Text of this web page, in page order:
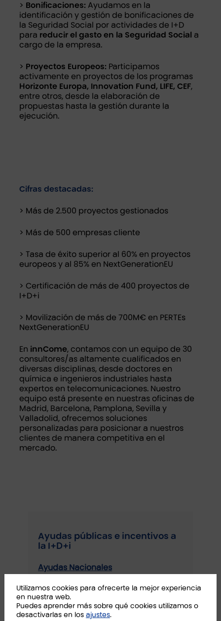
> Bonificaciones: Ayudamos en la
identificación y gestión de bonificaciones de
la Seguridad Social por actividades de I+D
para reducir el gasto en la Seguridad Social a
cargo de la empresa.
> Proyectos Europeos: Participamos
activamente en proyectos de los programas
Horizonte Europa, Innovation Fund, LIFE, CEF,
entre otros, desde la elaboración de
propuestas hasta la gestión durante la
ejecución.
Cifras destacadas:
> Más de 2.500 proyectos gestionados
> Más de 500 empresas cliente
> Tasa de éxito superior al 60% en proyectos
europeos y al 85% en NextGenerationEU
> Certificación de más de 400 proyectos de
I+D+i
> Movilización de más de 700M€ en PERTEs
NextGenerationEU
En innCome, contamos con un equipo de 30
consultores/as altamente cualificados en
diversas disciplinas, desde doctores en
química e ingenieros industriales hasta
expertos en telecomunicaciones. Nuestro
equipo está presente en nuestras oficinas de
Madrid, Barcelona, Pamplona, Sevilla y
Valladolid, ofrecemos soluciones
personalizadas para posicionar a nuestros
clientes de manera competitiva en el
mercado.
Ayudas públicas e incentivos a
la I+D+i
Ayudas Nacionales
Incentivos Fiscales
Bonificaciones
Utilizamos cookies para ofrecerte la mejor experiencia
en nuestra web.
Puedes aprender más sobre qué cookies utilizamos o
desactivarlas en los ajustes.